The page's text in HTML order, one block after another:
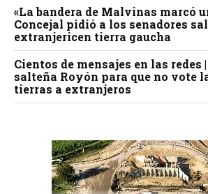
«La bandera de Malvinas marcó
Concejal pidió a los senadores
extranjericen tierra gaucha
Cientos de mensajes en las redes
salteña Royón para que no vote
tierras a extranjeros